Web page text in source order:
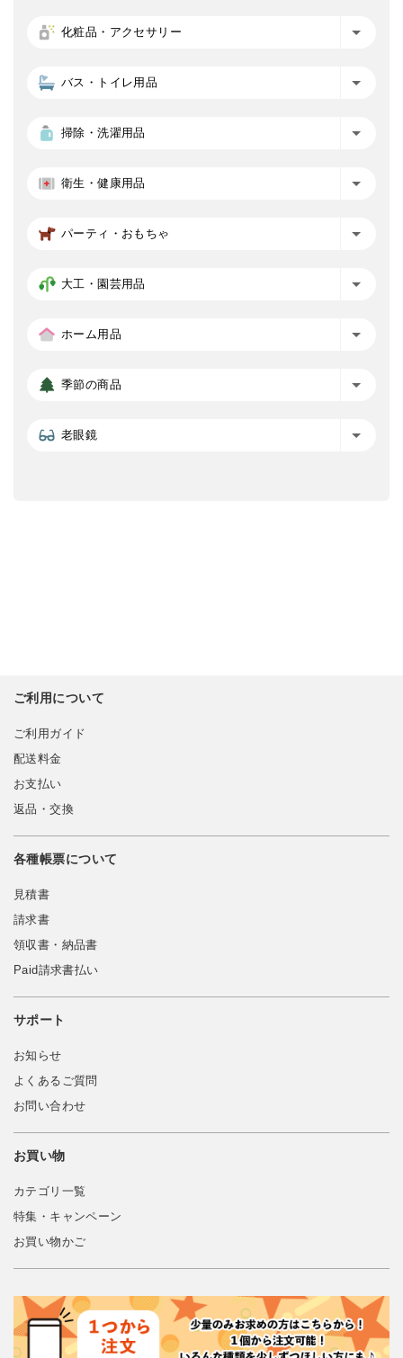
化粧品・アクセサリー
バス・トイレ用品
掃除・洗濯用品
衛生・健康用品
パーティ・おもちゃ
大工・園芸用品
ホーム用品
季節の商品
老眼鏡
ご利用について
ご利用ガイド
配送料金
お支払い
返品・交換
各種帳票について
見積書
請求書
領収書・納品書
Paid請求書払い
サポート
お知らせ
よくあるご質問
お問い合わせ
お買い物
カテゴリ一覧
特集・キャンペーン
お買い物かご